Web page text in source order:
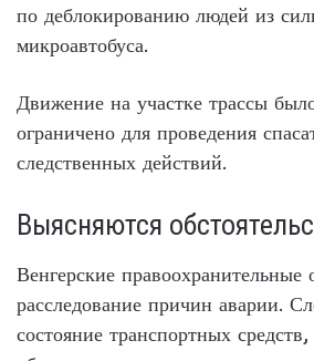
по деблокированию людей из
микроавтобуса.
Движение на участке трассы
ограничено для проведения
следственных действий.
Выясняются
Венгерские правоохранительные
расследование причин аварии.
состояние транспортных